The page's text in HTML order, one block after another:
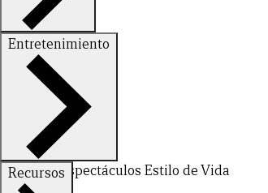
FinanzasOpinión
Entretenimiento
DeportesEspectáculos Estilo de Vida
Recursos